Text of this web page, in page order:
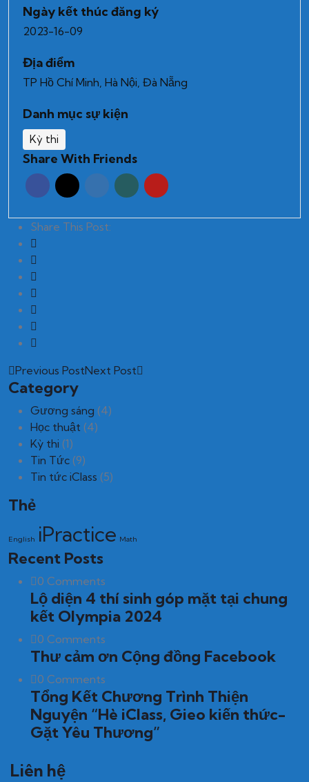
Ngày kết thúc đăng ký
2023-16-09
Địa điểm
TP Hồ Chí Minh, Hà Nội, Đà Nẵng
Danh mục sự kiện
Kỳ thi
Share With Friends
Share This Post:
Previous PostNext Post
Category
Gương sáng (4)
Học thuật (4)
Kỳ thi (1)
Tin Tức (9)
Tin tức iClass (5)
Thẻ
English iPractice Math
Recent Posts
0 Comments
Lộ diện 4 thí sinh góp mặt tại chung
kết Olympia 2024
0 Comments
Thư cảm ơn Cộng đồng Facebook
0 Comments
Tổng Kết Chương Trình Thiện
Nguyện “Hè iClass, Gieo kiến thức-
Gặt Yêu Thương”
Liên hệ